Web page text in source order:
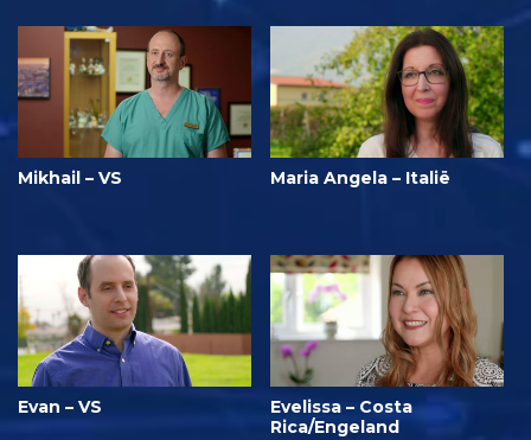
Mikhail – VS Maria Angela – Italië
Evan – VS
Evelissa – Costa
Rica/Engeland